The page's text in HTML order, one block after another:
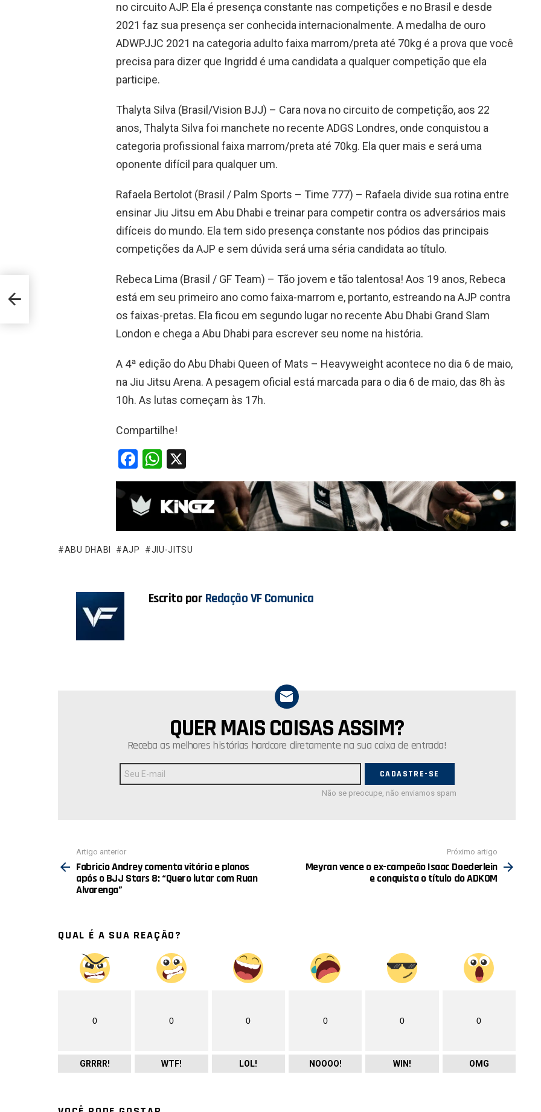
no circuito AJP. Ela é presença constante nas competições e no Brasil e desde
2021 faz sua presença ser conhecida internacionalmente. A medalha de ouro
ADWPJJC 2021 na categoria adulto faixa marrom/preta até 70kg é a prova que você
precisa para dizer que Ingridd é uma candidata a qualquer competição que ela
participe.
Thalyta Silva (Brasil/Vision BJJ) – Cara nova no circuito de competição, aos 22
anos, Thalyta Silva foi manchete no recente ADGS Londres, onde conquistou a
categoria profissional faixa marrom/preta até 70kg. Ela quer mais e será uma
oponente difícil para qualquer um.
Rafaela Bertolot (Brasil / Palm Sports – Time 777) – Rafaela divide sua rotina entre
ensinar Jiu Jitsu em Abu Dhabi e treinar para competir contra os adversários mais
difíceis do mundo. Ela tem sido presença constante nos pódios das principais
competições da AJP e sem dúvida será uma séria candidata ao título.
Rebeca Lima (Brasil / GF Team) – Tão jovem e tão talentosa! Aos 19 anos, Rebeca
está em seu primeiro ano como faixa-marrom e, portanto, estreando na AJP contra
os faixas-pretas. Ela ficou em segundo lugar no recente Abu Dhabi Grand Slam
London e chega a Abu Dhabi para escrever seu nome na história.
A 4ª edição do Abu Dhabi Queen of Mats – Heavyweight acontece no dia 6 de maio,
na Jiu Jitsu Arena. A pesagem oficial está marcada para o dia 6 de maio, das 8h às
10h. As lutas começam às 17h.
Compartilhe!
F
a
ce
b
o
o
W
h
at
s
A
p
ABU DHABI AJP JIU-JITSU
Escrito por Redação VF Comunica
QUER MAIS COISAS ASSIM?
Receba as melhores histórias hardcore diretamente na sua caixa de entrada!
de
E-
Não se preocupe, não enviamos spam
mais
Artigo anterior
Fabricio Andrey comenta vitória e planos
após o BJJ Stars 8: “Quero lutar com Ruan
Alvarenga”
Próximo artigo
Meyran vence o ex-campeão Isaac Doederlein
e conquista o título do ADKOM
QUAL É A SUA REAÇÃO?
0
GRRRR!
0
WTF!
0
LOL!
0
NOOOO!
0
WIN!
0
OMG
o